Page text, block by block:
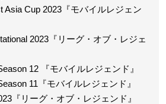
Asia Cup 2023『モバイルレジェン
2023『リーグ・オブ・レジェ
12 『モバイルレジェンド』
11『モバイルレジェンド』
『リーグ・オブ・レジェンド』